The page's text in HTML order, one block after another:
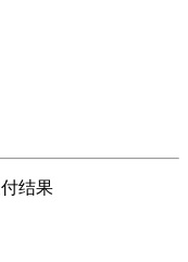
结果